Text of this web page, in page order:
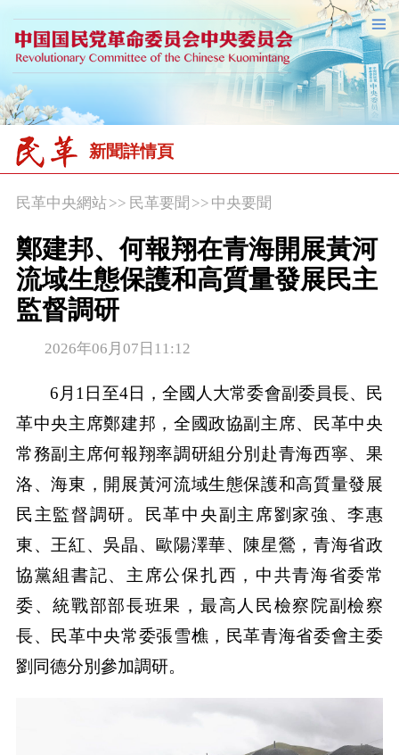
新聞詳情頁
民革中央網站>> 民革要聞 >> 中央要聞
鄭建邦、何報翔在青海開展黃河
流域生態保護和高質量發展民主
監督調研
2026年06月07日11:12
6月1日至4日，全國人大常委會副委員長、民
革中央主席鄭建邦，全國政協副主席、民革中央
常務副主席何報翔率調研組分別赴青海西寧、果
洛、海東，開展黃河流域生態保護和高質量發展
民主監督調研。民革中央副主席劉家強、李惠
東、王紅、吳晶、歐陽澤華、陳星鶯，青海省政
協黨組書記、主席公保扎西，中共青海省委常
委、統戰部部長班果，最高人民檢察院副檢察
長、民革中央常委張雪樵，民革青海省委會主委
劉同德分別參加調研。